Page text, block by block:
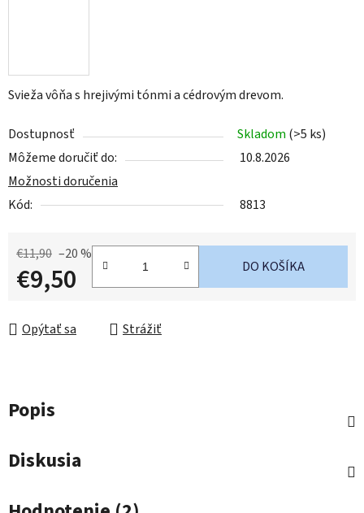
Svieža vôňa s hrejivými tónmi a cédrovým drevom.
Dostupnosť Skladom (>5 ks)
Môžeme doručiť do:
10.8.2026
Možnosti doručenia
Kód:
8813
€11,90 –20 %
€9,50 DO KOŠÍKA
Opýtať sa Strážiť
Popis
Diskusia